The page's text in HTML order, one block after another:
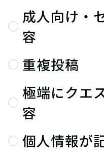
成人向け・
容
重複投稿
極端にクエ
容
個人情報が